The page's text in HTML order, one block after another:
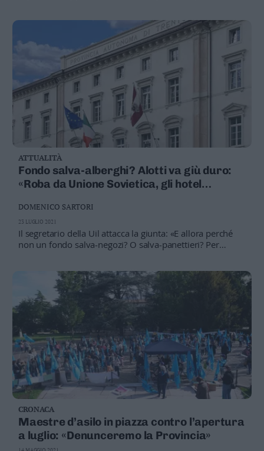
ATTUALITÀ
Fondo salva-alberghi? Alotti va giù duro:
«Roba da Unione Sovietica, gli hotel
Il segretario della Uil attacca la giunta: «E allora perché
non un fondo salva-negozi? O salva-panettieri? Per
DOMENICO SARTORI
23 LUGLIO 2021
CRONACA
Maestre d’asilo in piazza contro l’apertura
a luglio: «Denunceremo la Provincia»